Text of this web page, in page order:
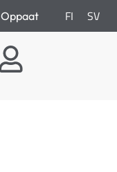
Oppaat FI SV